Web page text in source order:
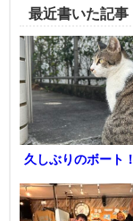
最近書いた記事
久しぶりのボート！